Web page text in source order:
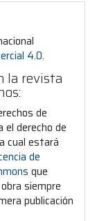
4.0.
la revista
de
derecho de
cual estará
de
que
siempre
publicación